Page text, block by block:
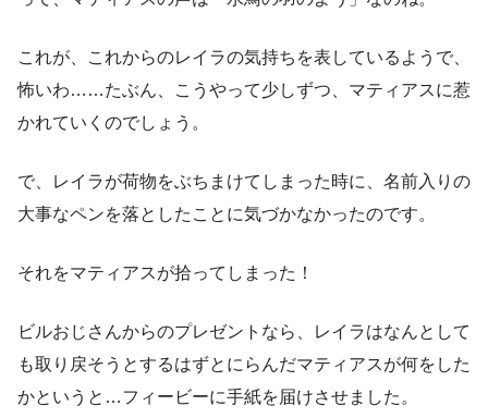
これが、これからのレイラの気持ちを表しているようで、
怖いわ……たぶん、こうやって少しずつ、マティアスに惹
かれていくのでしょう。
で、レイラが荷物をぶちまけてしまった時に、名前入りの
大事なペンを落としたことに気づかなかったのです。
それをマティアスが拾ってしまった！
ビルおじさんからのプレゼントなら、レイラはなんとして
も取り戻そうとするはずとにらんだマティアスが何をした
かというと…フィービーに手紙を届けさせました。